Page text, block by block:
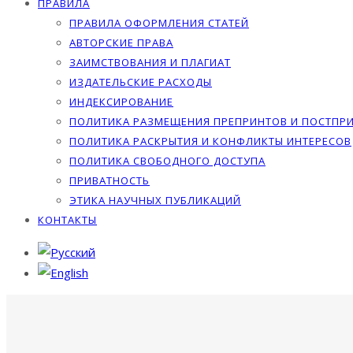
ПРАВИЛА
ПРАВИЛА ОФОРМЛЕНИЯ СТАТЕЙ
АВТОРСКИЕ ПРАВА
ЗАИМСТВОВАНИЯ И ПЛАГИАТ
ИЗДАТЕЛЬСКИЕ РАСХОДЫ
ИНДЕКСИРОВАНИЕ
ПОЛИТИКА РАЗМЕЩЕНИЯ ПРЕПРИНТОВ И
ПОЛИТИКА РАСКРЫТИЯ И КОНФЛИКТЫ ИНТЕРЕСОВ
ПОЛИТИКА СВОБОДНОГО ДОСТУПА
ПРИВАТНОСТЬ
ЭТИКА НАУЧНЫХ ПУБЛИКАЦИЙ
КОНТАКТЫ